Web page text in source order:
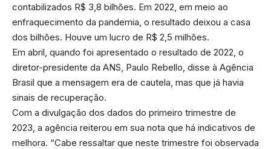
contabilizados R$ 3,8 bilhões. Em 2022, em meio ao
enfraquecimento da pandemia, o resultado deixou a casa
dos bilhões. Houve um lucro de R$ 2,5 milhões.
Em abril, quando foi apresentado o resultado de 2022, o
diretor-presidente da ANS, Paulo Rebello, disse à Agência
Brasil que a mensagem era de cautela, mas que já havia
sinais de recuperação.
Com a divulgação dos dados do primeiro trimestre de
2023, a agência reiterou em sua nota que há indicativos de
melhora. “Cabe ressaltar que neste trimestre foi observada